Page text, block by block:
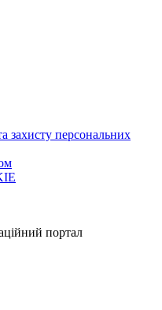
захисту персональних
портал